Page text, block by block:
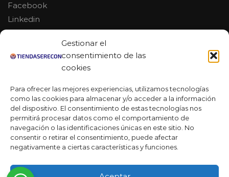
Gestionar el
consentimiento de las
cookies
Para ofrecer las mejores experiencias, utilizamos tecnologías
como las cookies para almacenar y/o acceder a la información
del dispositivo. El consentimiento de estas tecnologías nos
permitirá procesar datos como el comportamiento de
navegación o las identificaciones únicas en este sitio. No
consentir o retirar el consentimiento, puede afectar
negativamente a ciertas características y funciones.
Facebook
Linkedin
Youtube
MAS DE 50 RESEÑAS
★★★★★
La verdad es que fue una compra muy económica, la
calidad mucho mejor de lo que esperaba y la entrega en un
día. ¡Estoy muy satisfecha con la atención al cliente y el
servicio!
Desarrollado por
Ready Marketing 2023 ©